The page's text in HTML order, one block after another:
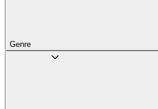
Genre